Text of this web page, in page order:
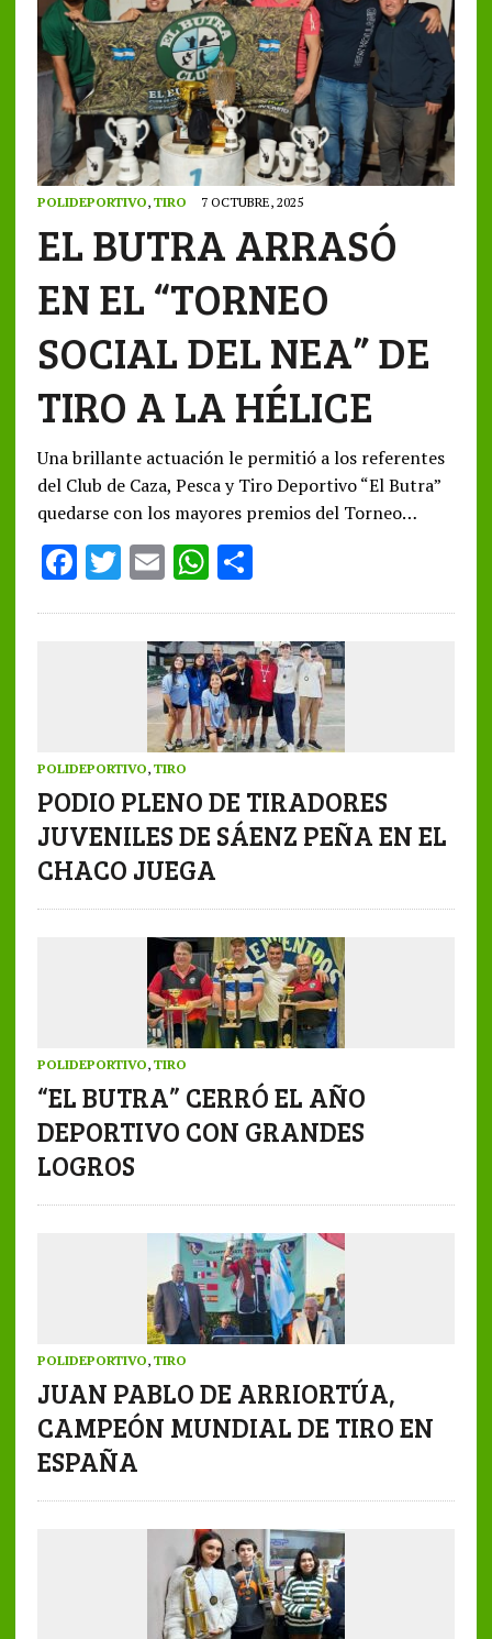
POLIDEPORTIVO, TIRO 7 OCTUBRE, 2025
EL BUTRA ARRASÓ
EN EL “TORNEO
SOCIAL DEL NEA” DE
TIRO A LA HÉLICE
Una brillante actuación le permitió a los referentes
del Club de Caza, Pesca y Tiro Deportivo “El Butra”
quedarse con los mayores premios del Torneo…
F
k
T
te
E
ai
l
W
at
s
A
p
S
ar
e
POLIDEPORTIVO, TIRO
PODIO PLENO DE TIRADORES
JUVENILES DE SÁENZ PEÑA EN EL
CHACO JUEGA
POLIDEPORTIVO, TIRO
“EL BUTRA” CERRÓ EL AÑO
DEPORTIVO CON GRANDES
LOGROS
POLIDEPORTIVO, TIRO
JUAN PABLO DE ARRIORTÚA,
CAMPEÓN MUNDIAL DE TIRO EN
ESPAÑA